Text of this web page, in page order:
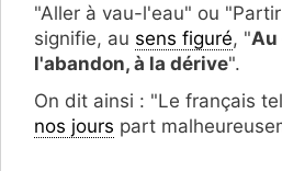
"Aller à vau-l'eau" ou
signifie, au sens figuré, "Au
l'abandon, à la dérive".
On dit ainsi : "Le français tel
nos jours part